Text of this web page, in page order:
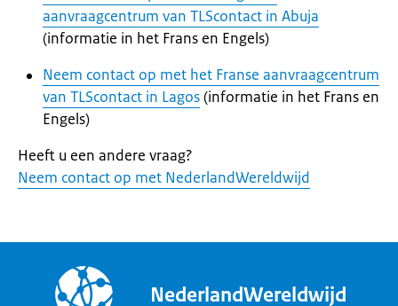
aanvraagcentrum van TLScontact in Abuja
(informatie in het Frans en Engels)
Neem contact op met het Franse aanvraagcentrum
van TLScontact in Lagos(informatie in het Frans en
Engels)
Heeft u een andere vraag?
Neem contact op met NederlandWereldwijd
NederlandWereldwijd